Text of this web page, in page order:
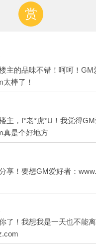
赏
主的品味不错！呵呵！GM
棒了！
主，I*老*虎*U！我觉得GM
真是个好地方
享！要想GM爱好者：
了！我想我是一天也不能